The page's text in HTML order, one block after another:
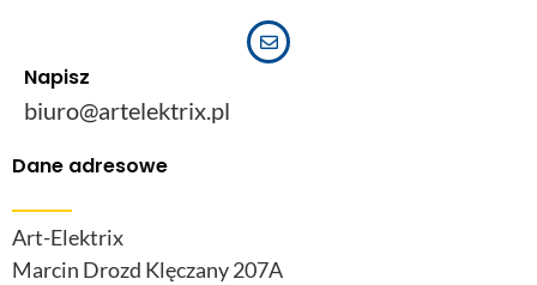
Napisz
biuro@artelektrix.pl
Dane adresowe
Art-Elektrix
Marcin Drozd Klęczany 207A